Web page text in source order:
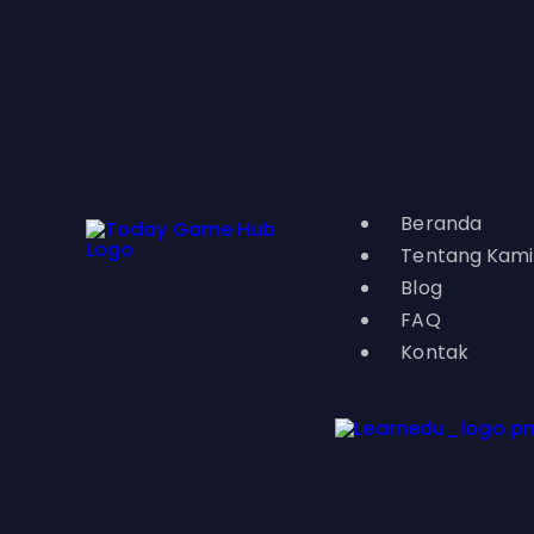
Beranda
Tentang Kami
Blog
FAQ
Kontak